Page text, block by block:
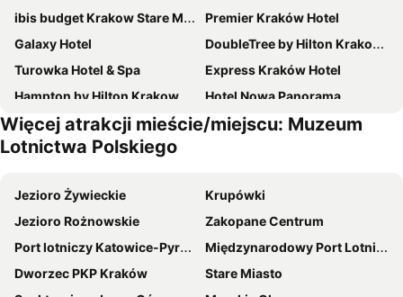
ibis budget Krakow Stare Miasto
Premier Kraków Hotel
Galaxy Hotel
DoubleTree by Hilton Krakow Hotel & Convention Center
Turowka Hotel & Spa
Express Kraków Hotel
Hampton by Hilton Krakow
Hotel Nowa Panorama
Hotel Swing
Novotel Krakow City West
Metropolo Krakow by Golden Tulip
Campanile Krakow
B&B HOTEL Kraków Centrum
Ibis Styles Krakow Centrum
Qubus Hotel Kraków
Radisson Blu Hotel, Krakow
ibis Krakow Centrum
Hotel Felix
Hotel Conrad
Więcej atrakcji mieście/miejscu: Muzeum
Lotnictwa Polskiego
Jezioro Żywieckie
Krupówki
Jezioro Rożnowskie
Zakopane Centrum
Port lotniczy Katowice-Pyrzowice
Międzynarodowy Port Lotniczy im Jana Pawła II
Dworzec PKP Kraków
Stare Miasto